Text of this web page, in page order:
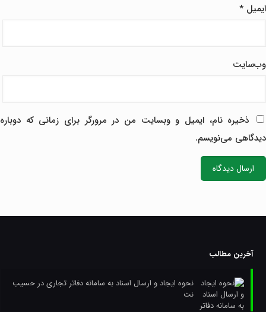
ایمیل*
وب‌سایت
ذخیره نام، ایمیل و وبسایت من در مرورگر برای زمانی که دوباره
دیدگاهی می‌نویسم.
آخرین مطالب
نحوه ایجاد و ارسال اسناد به سامانه دفاتر تجاری در حسیب
نت